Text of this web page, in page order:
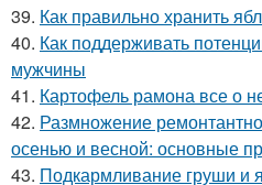
39. Как правильно хранить
40. Как поддерживать
мужчины
41. Картофель рамона все о
42. Размножение
осенью и весной: основные
43. Подкармливание груши и